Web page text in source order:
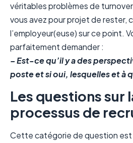
véritables problèmes de
vous avez pour projet de rester,
l’employeur(euse) sur ce point.
parfaitement demander :
– Est-ce qu’il y a des
poste et si oui, lesquelles et à
Les questions sur
processus de
Cette catégorie de question est